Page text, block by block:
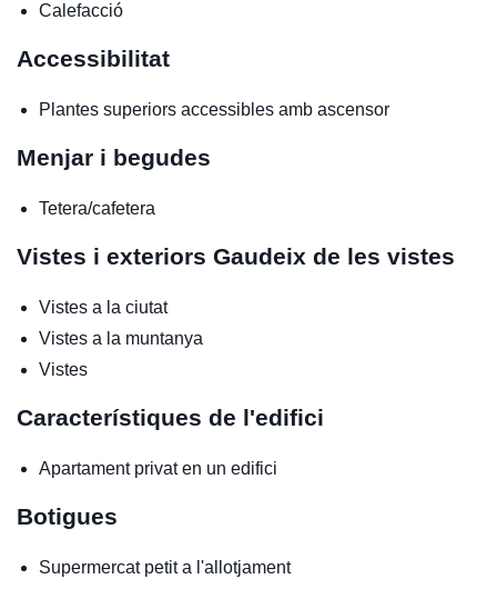
Calefacció
Accessibilitat
Plantes superiors accessibles amb ascensor
Menjar i begudes
Tetera/cafetera
Vistes i exteriors Gaudeix de les vistes
Vistes a la ciutat
Vistes a la muntanya
Vistes
Característiques de l'edifici
Apartament privat en un edifici
Botigues
Supermercat petit a l'allotjament